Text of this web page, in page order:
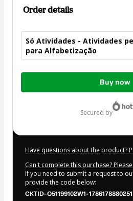
Order details
Só Atividades - Atividades
para Alfabetização
Total
Buy now
secured by
Have questions about the product?
Can't complete this purchase?
If you need to submit a request to
provide the code below:
CKTID-O51199102W1-